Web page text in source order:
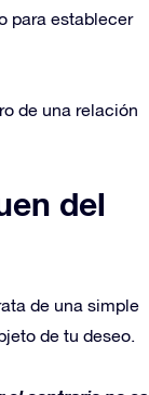
para establecer
de una relación
del
de una simple
de tu deseo.